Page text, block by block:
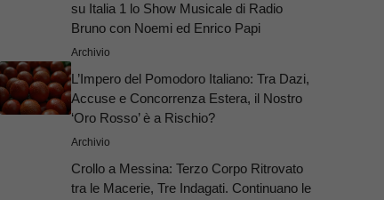
su Italia 1 lo Show Musicale di Radio
Bruno con Noemi ed Enrico Papi
Archivio
L’Impero del Pomodoro Italiano: Tra Dazi,
Accuse e Concorrenza Estera, il Nostro
‘Oro Rosso’ è a Rischio?
Archivio
Crollo a Messina: Terzo Corpo Ritrovato
tra le Macerie, Tre Indagati. Continuano le